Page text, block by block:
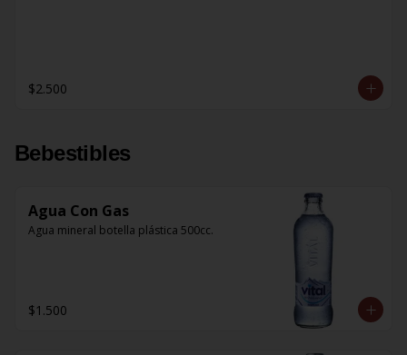
$2.500
Bebestibles
Agua Con Gas
Agua mineral botella plástica 500cc.
$1.500